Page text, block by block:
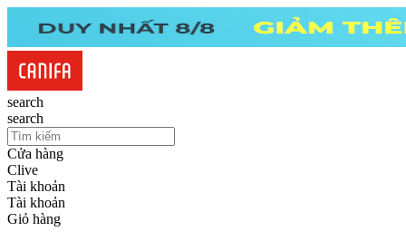
search
search
Cửa hàng
Clive
Tài khoản
Tài khoản
Giỏ hàng